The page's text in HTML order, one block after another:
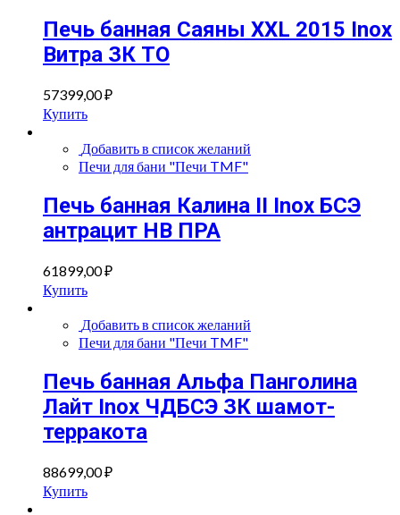
Печь банная Саяны XXL 2015 Inox
Витра ЗК ТО
57399,00₽
Купить
Добавить в список желаний
Печи для бани "Печи TMF"
Печь банная Калина II Inox БСЭ
антрацит НВ ПРА
61899,00₽
Купить
Добавить в список желаний
Печи для бани "Печи TMF"
Печь банная Альфа Панголина
Лайт Inox ЧДБСЭ ЗК шамот-
терракота
88699,00₽
Купить